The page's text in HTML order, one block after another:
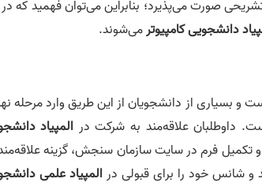
صورت می‌پذیرد؛ بنابراین می‌توان فهمید که
دانشجویی کامپیوترمی‌شوند.
و بسیاری از دانشجویان از این طریق وارد مرحله
داوطلبان علاقه‌مند به شرکت در المپیاد
تکمیل فرم در سایت سازمان سنجش، گزینه
و شانس خود را برای قبولی درالمپیاد علمی